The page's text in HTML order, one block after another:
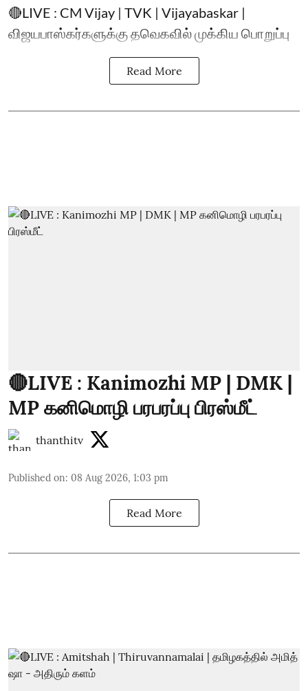
🔴LIVE : CM Vijay | TVK | Vijayabaskar |
விஜயபாஸ்கர்களுக்கு தவெகவில் முக்கிய பொறுப்பு
Read More
🔴LIVE : Kanimozhi MP | DMK |
MP கனிமொழி பரபரப்பு பிரஸ்மீட்
thanthitv
Published on: 08 Aug 2026, 1:03 pm
Read More